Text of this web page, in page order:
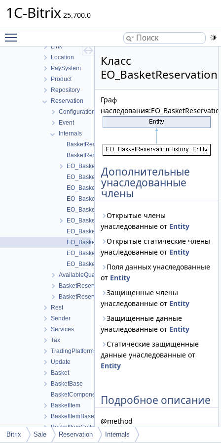
1C-Bitrix 25.700.0
Integration
Link
Location
PaySystem
Product
Repository
Reservation
Configuration
Event
Internals
BasketReservationHistoryTable
BasketReservationTable
EO_BasketReservation
EO_BasketReservation_Collection
EO_BasketReservation_Entity
EO_BasketReservation_Query
EO_BasketReservation_Result
EO_BasketReservationHistory
EO_BasketReservationHistory_Collection
EO_BasketReservationHistory_Entity
EO_BasketReservationHistory_Query
EO_BasketReservationHistory_Result
AvailableQuantityCalculator
BasketReservationHistoryService
BasketReservationService
Rest
Sender
Services
Tax
TradingPlatform
Update
Basket
BasketBase
BasketComponentHelper
BasketItem
BasketItemBase
BasketItemCollection
BasketPropertiesCollection
Класс
Граф
Дополнительные
унаследованные
члены
Открытые члены
унаследованные от Entity
Открытые статические члены
унаследованные от Entity
Поля данных унаследованные
от Entity
Защищенные члены
унаследованные от Entity
Защищенные данные
унаследованные от Entity
Статические защищенные
данные унаследованные от
Entity
Подробное описание
@method
Bitrix Sale Reservation Internals